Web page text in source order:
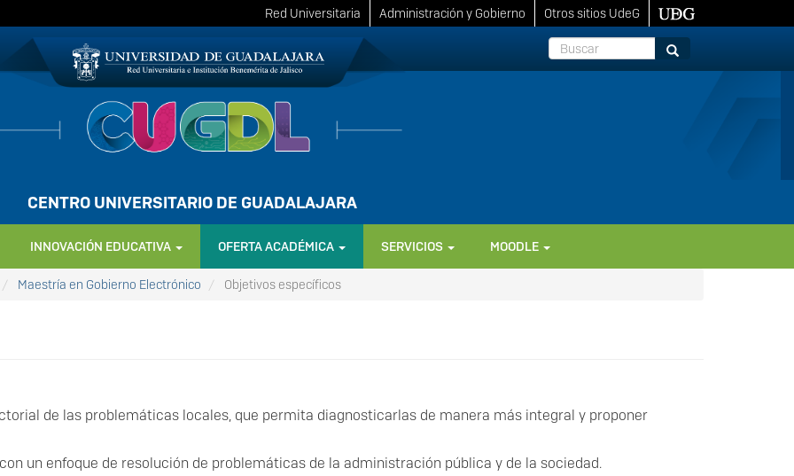
Red Universitaria Administración y Gobierno
Otros sitios UdeG
Buscar
Buscar
CENTRO UNIVERSITARIO DE GUADALAJARA
INNOVACIÓN EDUCATIVA OFERTA ACADÉMICA SERVICIOS MOODLE
Maestría en Gobierno Electrónico Objetivos específicos
de las problemáticas locales, que permita diagnosticarlas de manera más integral y proponer
un enfoque de resolución de problemáticas de la administración pública y de la sociedad.